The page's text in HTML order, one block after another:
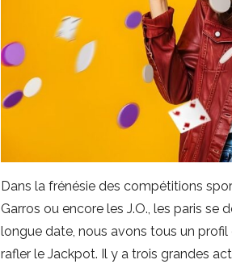
Dans la frénésie des compétitions
Garros ou encore les J.O., les paris se
longue date, nous avons tous un
rafler le Jackpot. Il y a trois grandes